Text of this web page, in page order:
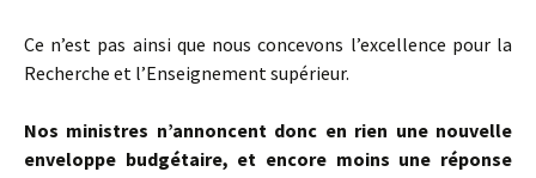
Ce n’est pas ainsi que nous concevons l’excellence pour la
Recherche et l’Enseignement supérieur.
Nos ministres n’annoncent donc en rien une nouvelle
enveloppe budgétaire, et encore moins une réponse